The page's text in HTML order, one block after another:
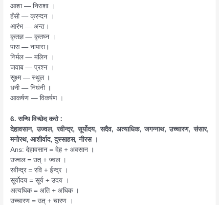
आशा — निराशा ।
हँसी — क्रन्दन ।
आरंभ — अन्त।
कृतज्ञ — कृतघ्न ।
पास — नापास।
निर्मल — मलिन ।
जवाब — प्रश्न ।
सूक्ष्म — स्थूल ।
धनी — निधंनी ।
आकर्षण — विकर्षण ।
6. सन्धि विच्छेद करो :
देहावसान, उज्वल, रवीन्द्र, सूर्योदय, सदैव, अत्याधिक, जगन्नाथ, उच्चारण, संसार,
मनोरथ, आशीर्वाद, दुस्साहस, नीरस ।
Ans: देहावसान = देह + अवसान ।
उज्वल = उत् + ज्वल ।
रबीन्द्र = रवि + ईन्द्र ।
सूर्योदय = सूर्य + उदय ।
अत्यधिक = अति + अधिक ।
उच्चारण = उत् + चारण ।